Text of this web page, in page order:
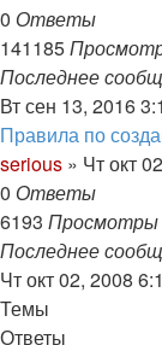
0 Ответы
141185
Последнее
Вт сен 13, 2016
Правила по
serious » Чт окт
0 Ответы
6193 Просмотры
Последнее
Чт окт 02, 2008
Темы
Ответы